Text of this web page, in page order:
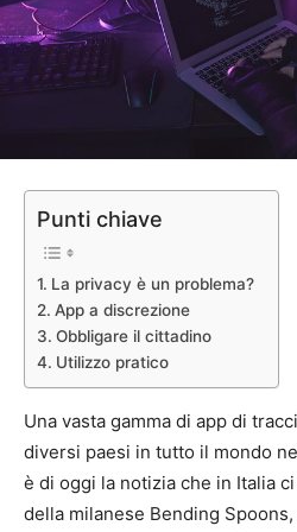
Punti chiave
La privacy è un problema?
App a discrezione
Obbligare il cittadino
Utilizzo pratico
Una vasta gamma di app di
diversi paesi in tutto il mondo
è di oggi la notizia che in Italia ci
della milanese Bending